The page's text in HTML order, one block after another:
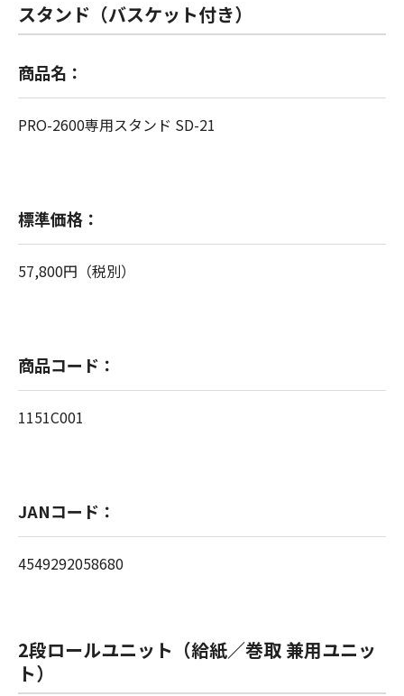
スタンド（バスケット付き）
商品名：
PRO-2600専用スタンド SD-21
標準価格：
57,800円（税別）
商品コード：
1151C001
JANコード：
4549292058680
2段ロールユニット（給紙／巻取 兼用ユニッ
ト）